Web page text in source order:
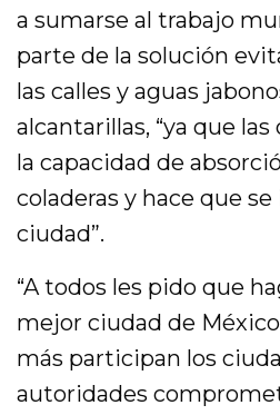
a sumarse al trabajo
parte de la solución
las calles y aguas
alcantarillas, “ya que
la capacidad de
coladeras y hace que
ciudad”.
“A todos les pido que
mejor ciudad de
más participan los
autoridades